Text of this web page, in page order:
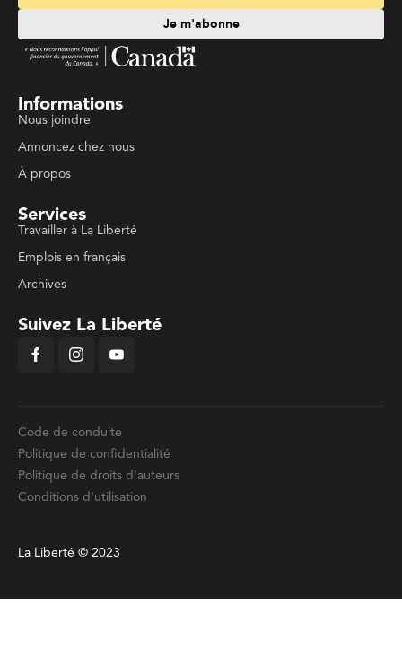
Je m'abonne
Informations
Nous joindre
Annoncez chez nous
À propos
Services
Travailler à La Liberté
Emplois en français
Archives
Suivez La Liberté
Code de conduite
Politique de confidentialité
Politique de droits d'auteurs
Conditions d'utilisation
La Liberté © 2023